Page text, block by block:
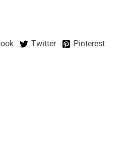
Twitter Pinterest